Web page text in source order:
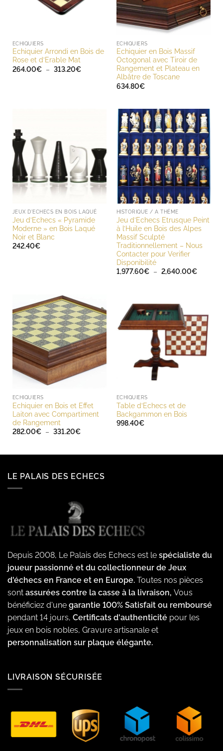
ECHIQUIERS
Echiquier Arrondi en Bois de
Rose et d’Erable Mat
264.00€ – 313.20€Plage
ECHIQUIERS
Echiquier en Bois Massif
Octogonal avec Tiroir de
Rangement et Plateau en
Albâtre de Toscane
634.80€
JEUX D'ECHECS EN BOIS LAQUÉ
Jeu d’Echecs « Pyramide
Moderne » en Bois Laqué
Noir et Blanc
242.40€
HISTORIQUE / A THÈME
Jeu d’Echecs Etrusque Peint
à l’Huile en Bois des Alpes
Massif Sculpté
Traditionnellement – Nous
Contacter pour Verifier
Disponibilité
1,977.60€ – 2,640.00€Plage
ECHIQUIERS
Echiquier en Bois et Effet
Laiton avec Compartiment
de Rangement
282.00€ – 331.20€Plage
à
ECHIQUIERS
Table d’Echecs et de
Backgammon en Bois
998.40€
LE PALAIS DES ECHECS
Depuis 2008, Le Palais des Echecs est le spécialiste du
joueur passionné et du collectionneur de Jeux
d'échecs en France et en Europe. Toutes nos pièces
sont assurées contre la casse à la livraison, Vous
bénéficiez d'une garantie 100% Satisfait ou remboursé
pendant 14 jours, Certificats d'authenticité pour les
jeux en bois nobles, Gravure artisanale et
personnalisation sur plaque élégante.
LIVRAISON SÉCURISÉE